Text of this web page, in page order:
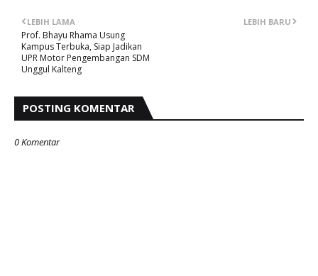
LEBIH BARU
LEBIH LAMA
Prof. Bhayu Rhama Usung
Kampus Terbuka, Siap Jadikan
UPR Motor Pengembangan SDM
Unggul Kalteng
POSTING KOMENTAR
0 Komentar